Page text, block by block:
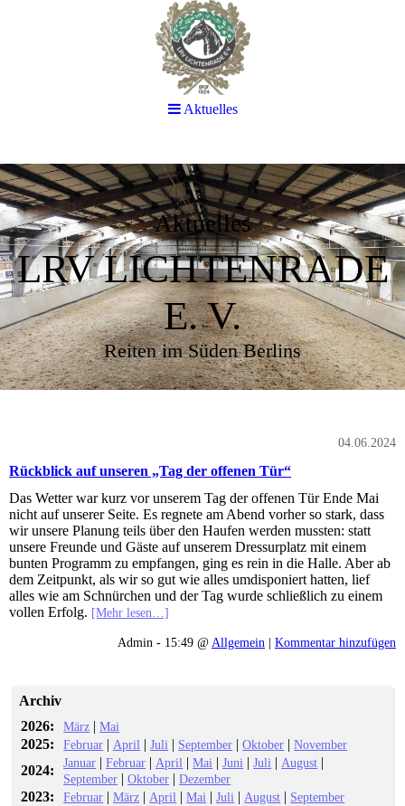
Aktuelles
LRV LICHTENRADE
E. V.
Reiten im Süden Berlins
04.06.2024
Rückblick auf unseren „Tag der offenen Tür“
Das Wetter war kurz vor unserem Tag der offenen Tür Ende Mai
nicht auf unserer Seite. Es regnete am Abend vorher so stark, dass
wir unsere Planung teils über den Haufen werden mussten: statt
unsere Freunde und Gäste auf unserem Dressurplatz mit einem
bunten Programm zu empfangen, ging es rein in die Halle. Aber ab
dem Zeitpunkt, als wir so gut wie alles umdisponiert hatten, lief
alles wie am Schnürchen und der Tag wurde schließlich zu einem
vollen Erfolg. [Mehr lesen…]
Admin - 15:49 @ Allgemein | Kommentar hinzufügen
Archiv
2026:
März |Mai
2025: Februar | April |Juli | September |Oktober |November
2024: Januar |Februar | April |Mai |Juni |Juli | August |
September |Oktober |Dezember
2023: Februar |März | April |Mai |Juli | August | September
Aktuelles